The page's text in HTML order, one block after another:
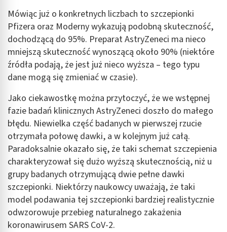
Mówiąc już o konkretnych liczbach to szczepionki
Pfizera oraz Moderny wykazują podobną skuteczność,
dochodzącą do 95%. Preparat AstryZeneci ma nieco
mniejszą skuteczność wynoszącą około 90% (niektóre
źródła podają, że jest już nieco wyższa – tego typu
dane mogą się zmieniać w czasie).
Jako ciekawostkę można przytoczyć, że we wstępnej
fazie badań klinicznych AstryZeneci doszło do małego
błędu. Niewielka część badanych w pierwszej rzucie
otrzymała połowę dawki, a w kolejnym już całą.
Paradoksalnie okazało się, że taki schemat szczepienia
charakteryzował się dużo wyższą skutecznością, niż u
grupy badanych otrzymującą dwie pełne dawki
szczepionki. Niektórzy naukowcy uważają, że taki
model podawania tej szczepionki bardziej realistycznie
odwzorowuje przebieg naturalnego zakażenia
koronawirusem SARS CoV-2.